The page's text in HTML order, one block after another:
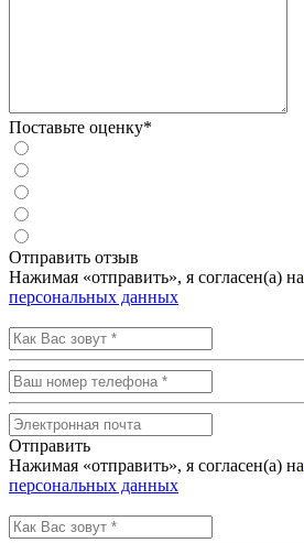
Поставьте оценку*
Отправить отзыв
Нажимая «отправить», я согласен(а) на
персональных данных
Отправить
Нажимая «отправить», я согласен(а) на
персональных данных